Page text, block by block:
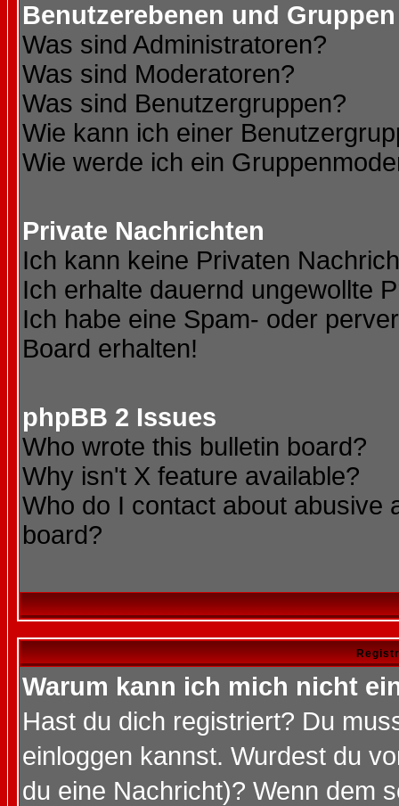
Benutzerebenen und Gruppen
Was sind Administratoren?
Was sind Moderatoren?
Was sind Benutzergruppen?
Wie kann ich einer
Wie werde ich ein
Private Nachrichten
Ich kann keine Privaten
Ich erhalte dauernd ungewollte
Ich habe eine Spam- oder
Board erhalten!
phpBB 2 Issues
Who wrote this bulletin board?
Why isn't X feature available?
Who do I contact about abusive
board?
Warum kann ich mich nicht
Hast du dich registriert? Du
einloggen kannst. Wurdest du
du eine Nachricht)? Wenn dem